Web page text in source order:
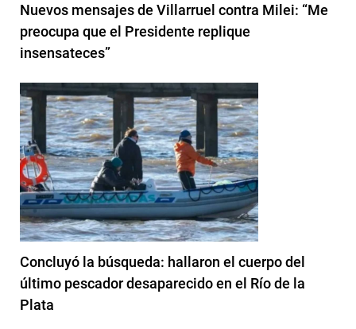
Nuevos mensajes de Villarruel contra Milei: “Me
preocupa que el Presidente replique
insensateces”
Concluyó la búsqueda: hallaron el cuerpo del
último pescador desaparecido en el Río de la
Plata